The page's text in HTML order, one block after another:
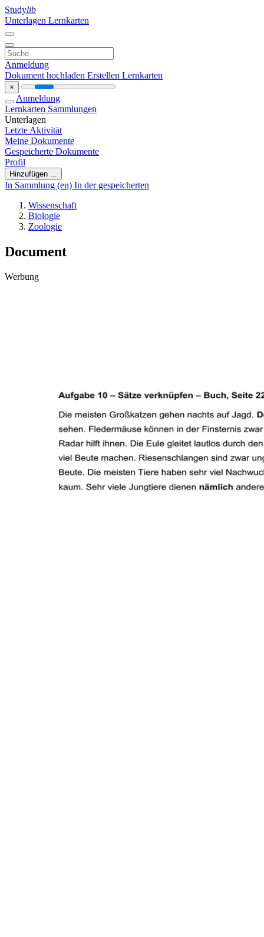
Studylib
Unterlagen Lernkarten
Anmeldung
Dokument hochladen Erstellen Lernkarten
×
Anmeldung
Lernkarten Sammlungen
Unterlagen
Letzte Aktivität
Meine Dokumente
Gespeicherte Dokumente
Profil
Hinzufügen ...
In Sammlung (en) In der gespeicherten
Wissenschaft
Biologie
Zoologie
Document
Werbung